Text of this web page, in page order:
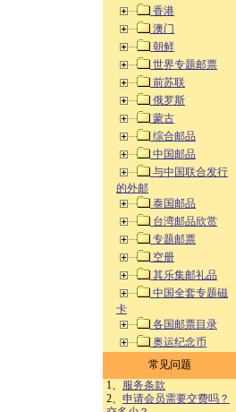
香港
澳门
朝鲜
世界专题邮票
前苏联
俄罗斯
蒙古
综合邮品
中国邮品
与中国联合发行
的外邮
泰国邮品
台湾邮品欣赏
专题邮票
空册
其乐集邮礼品
中国全套专题磁
卡
各国邮票目录
奥运纪念币
常见问题
1、 服务条款
2、 申请会员需要交费吗？